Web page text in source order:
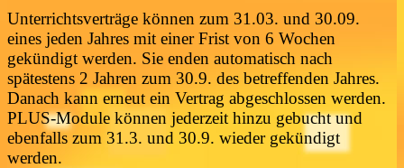
Unterrichtsverträge können zum 31.03. und 30.09.
eines jeden Jahres mit einer Frist von 6 Wochen
gekündigt werden. Sie enden automatisch nach
spätestens 2 Jahren zum 30.9. des betreffenden Jahres.
Danach kann erneut ein Vertrag abgeschlossen werden.
PLUS-Module können jederzeit hinzu gebucht und
ebenfalls zum 31.3. und 30.9. wieder gekündigt
werden.